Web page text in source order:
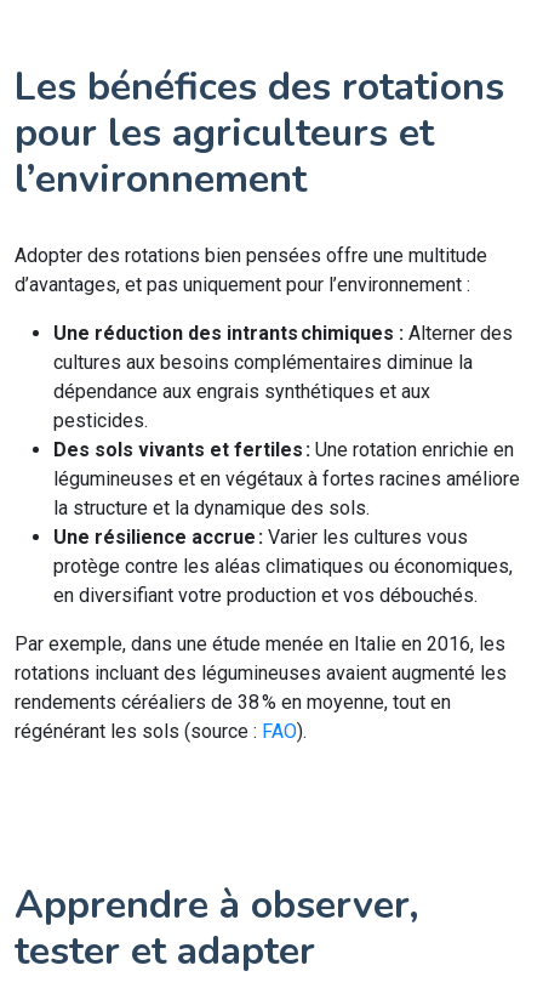
Les bénéfices des rotations
pour les agriculteurs et
l’environnement
Adopter des rotations bien pensées offre une multitude
d’avantages, et pas uniquement pour l’environnement :
Une réduction des intrants chimiques : Alterner des
cultures aux besoins complémentaires diminue la
dépendance aux engrais synthétiques et aux
pesticides.
Des sols vivants et fertiles : Une rotation enrichie en
légumineuses et en végétaux à fortes racines améliore
la structure et la dynamique des sols.
Une résilience accrue : Varier les cultures vous
protège contre les aléas climatiques ou économiques,
en diversifiant votre production et vos débouchés.
Par exemple, dans une étude menée en Italie en 2016, les
rotations incluant des légumineuses avaient augmenté les
rendements céréaliers de 38 % en moyenne, tout en
régénérant les sols (source : FAO).
Apprendre à observer,
tester et adapter